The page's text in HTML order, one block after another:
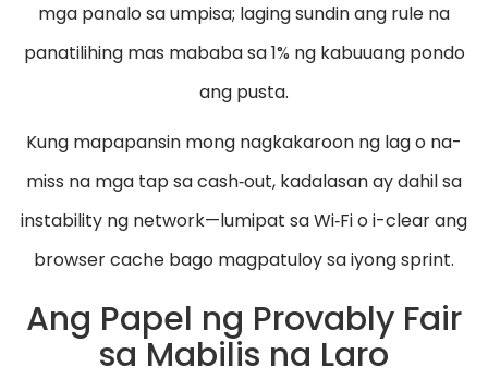
mga panalo sa umpisa; laging sundin ang rule na
panatilihing mas mababa sa 1% ng kabuuang pondo
ang pusta.
Kung mapapansin mong nagkakaroon ng lag o na-
miss na mga tap sa cash‑out, kadalasan ay dahil sa
instability ng network—lumipat sa Wi‑Fi o i-clear ang
browser cache bago magpatuloy sa iyong sprint.
Ang Papel ng Provably Fair
sa Mabilis na Laro